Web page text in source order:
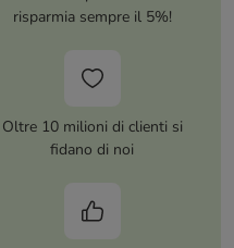
risparmia sempre il 5%!
Oltre 10 milioni di clienti si
fidano di noi